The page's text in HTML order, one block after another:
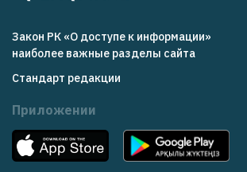
Закон РК «О доступе к информации»
наиболее важные разделы сайта
Стандарт редакции
Приложении